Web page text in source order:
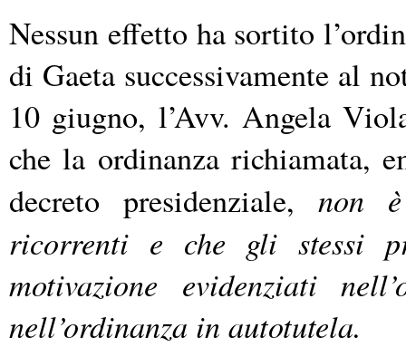
Nessun effetto ha sortito
di Gaeta successivamente al
10 giugno, l’Avv. Angela
che la ordinanza richiamata,
decreto presidenziale, non
ricorrenti e che gli stessi
motivazione evidenziati
nell’ordinanza in autotutela.